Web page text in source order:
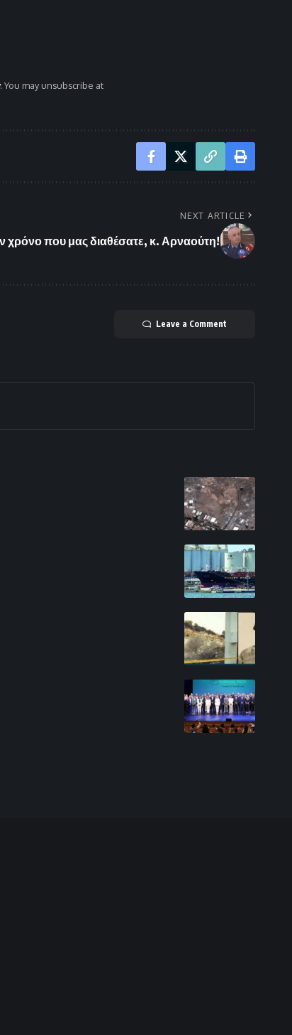
. You may unsubscribe at
NEXT ARTICLE
χρόνο που μας διαθέσατε, κ. Αρναούτη!
Leave a Comment